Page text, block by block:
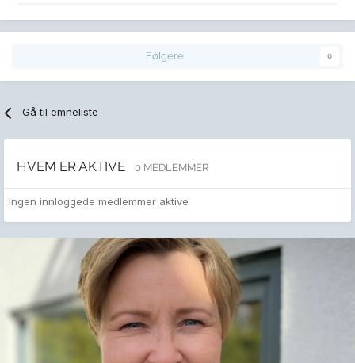
Følgere 0
Gå til emneliste
HVEM ER AKTIVE 0 MEDLEMMER
Ingen innloggede medlemmer aktive